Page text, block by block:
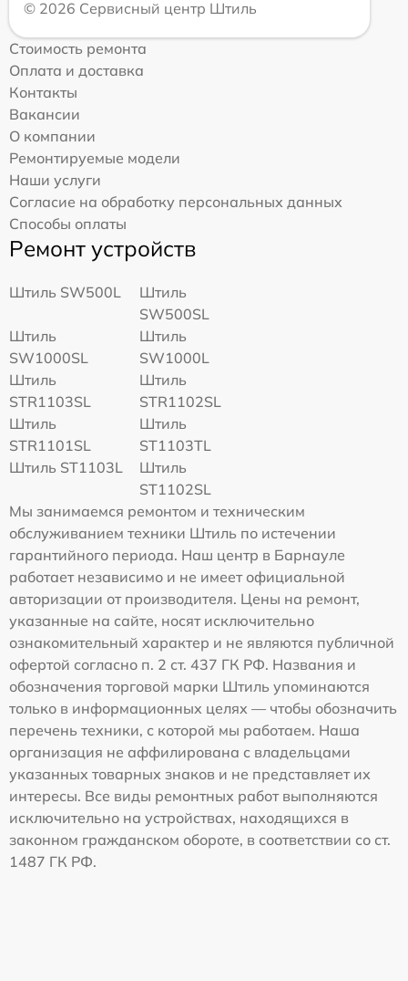
© 2026 Сервисный центр Штиль
Стоимость ремонта
Оплата и доставка
Контакты
Вакансии
О компании
Ремонтируемые модели
Наши услуги
Согласие на обработку персональных данных
Способы оплаты
Ремонт устройств
Штиль SW500L
Штиль
SW500SL
Штиль
SW1000SL
Штиль
SW1000L
Штиль
STR1103SL
Штиль
STR1102SL
Штиль
STR1101SL
Штиль
ST1103TL
Штиль ST1103L
Штиль
ST1102SL
Мы занимаемся ремонтом и техническим
обслуживанием техники Штиль по истечении
гарантийного периода. Наш центр в Барнауле
работает независимо и не имеет официальной
авторизации от производителя. Цены на ремонт,
указанные на сайте, носят исключительно
ознакомительный характер и не являются публичной
офертой согласно п. 2 ст. 437 ГК РФ. Названия и
обозначения торговой марки Штиль упоминаются
только в информационных целях — чтобы обозначить
перечень техники, с которой мы работаем. Наша
организация не аффилирована с владельцами
указанных товарных знаков и не представляет их
интересы. Все виды ремонтных работ выполняются
исключительно на устройствах, находящихся в
законном гражданском обороте, в соответствии со ст.
1487 ГК РФ.